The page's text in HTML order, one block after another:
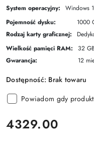
System operacyjny:
Windows
Pojemność dysku:
1000
Rodzaj karty graficznej:
Wielkość pamięci RAM:
32 GB
Gwarancja:
12
Dostępność: Brak towaru
Powiadom gdy
cena:
4329.00